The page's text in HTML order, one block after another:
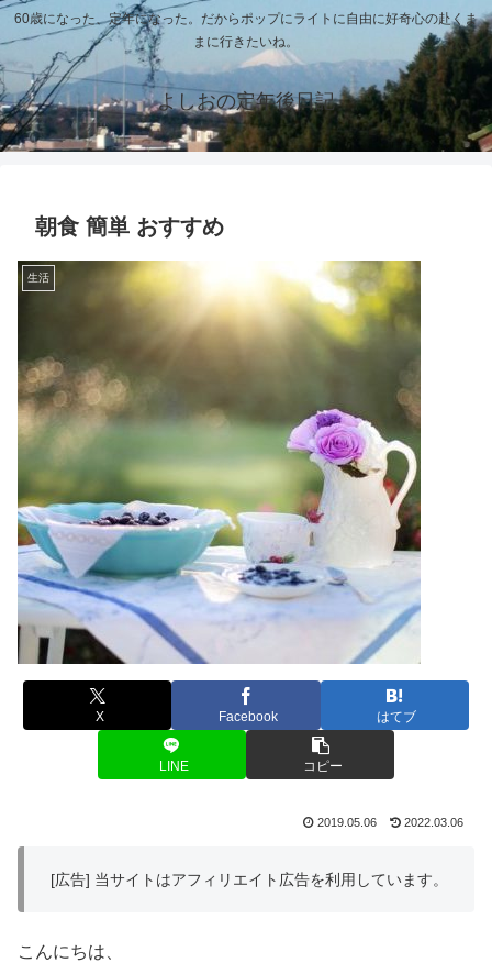
60歳になった、定年になった。だからポップにライトに自由に好奇心の赴くま
まに行きたいね。
よしおの定年後日記
朝食 簡単 おすすめ
生活
X Facebook はてブ
LINE コピー
2019.05.06 2022.03.06
[広告] 当サイトはアフィリエイト広告を利用しています。
こんにちは、